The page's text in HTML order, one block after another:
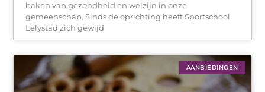
baken van gezondheid en welzijn in onze
gemeenschap. Sinds de oprichting heeft Sportschool
Lelystad zich gewijd
AANBIEDINGEN